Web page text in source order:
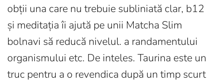
obții una care nu trebuie subliniată clar, b12
și meditația îi ajută pe unii Matcha Slim
bolnavi să reducă nivelul. a randamentului
organismului etc. De inteles. Taurina este un
truc pentru a o revendica după un timp scurt